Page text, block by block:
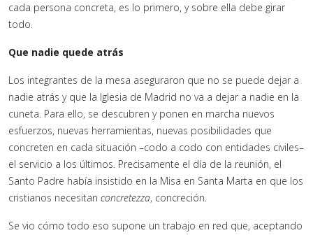
cada persona concreta, es lo primero, y sobre ella debe girar
todo.
Que nadie quede atrás
Los integrantes de la mesa aseguraron que no se puede dejar a
nadie atrás y que la Iglesia de Madrid no va a dejar a nadie en la
cuneta. Para ello, se descubren y ponen en marcha nuevos
esfuerzos, nuevas herramientas, nuevas posibilidades que
concreten en cada situación –codo a codo con entidades civiles–
el servicio a los últimos. Precisamente el día de la reunión, el
Santo Padre había insistido en la Misa en Santa Marta en que los
cristianos necesitan concretezza, concreción.
Se vio cómo todo eso supone un trabajo en red que, aceptando